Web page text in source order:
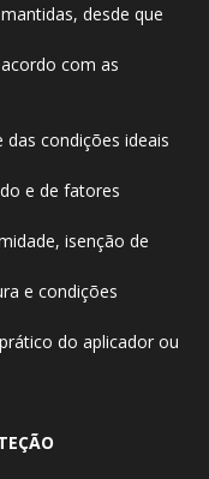
desde que
com as
condições ideais
e de fatores
isenção de
e condições
do aplicador ou